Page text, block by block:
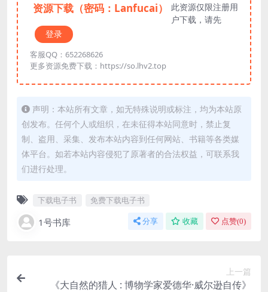
资源下载（密码：Lanfucai）
此资源仅限注册用
户下载，请先
登录
客服QQ：652268626
更多资源免费下载：https://so.lhv2.top
声明：本站所有文章，如无特殊说明或标注，均为本站原
创发布。任何个人或组织，在未征得本站同意时，禁止复
制、盗用、采集、发布本站内容到任何网站、书籍等各类媒
体平台。如若本站内容侵犯了原著者的合法权益，可联系我
们进行处理。
下载电子书 免费下载电子书
1号书库 分享 收藏 点赞(0)
上一篇
《大自然的猎人 : 博物学家爱德华·威尔逊自传》